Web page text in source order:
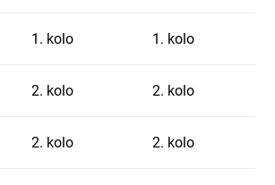
1. kolo 1. kolo
2. kolo 2. kolo
2. kolo 2. kolo